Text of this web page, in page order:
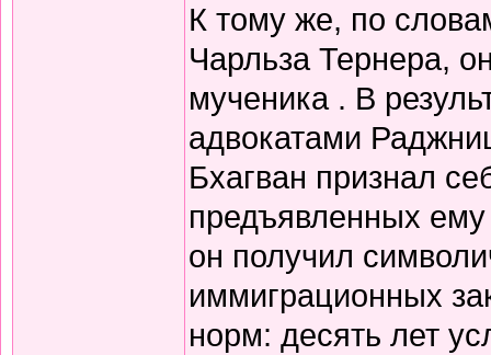
К тому же, по
Чарльза Тернера,
мученика . В
адвокатами
Бхагван признал
предъявленных
он получил
иммиграционных
норм: десять лет